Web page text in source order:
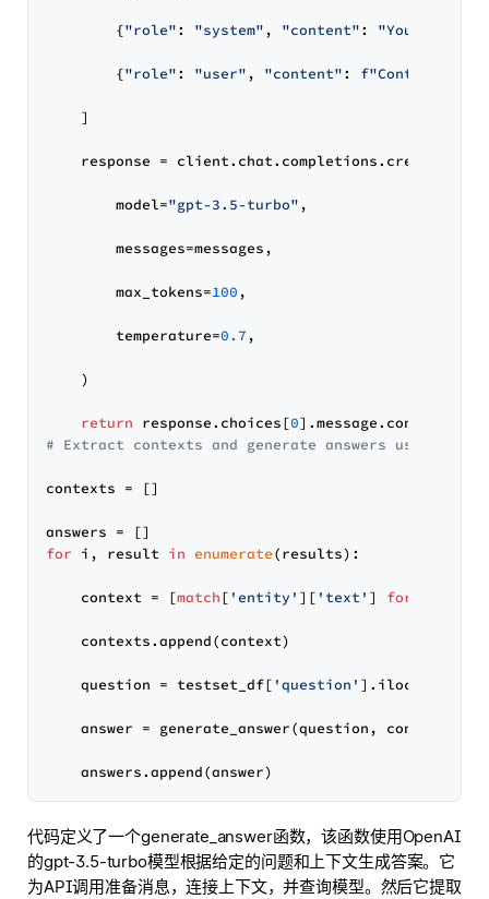
        {
"role": "system" , "content": "You are a
        {
"role": "user" , "content": f"Context:
    ]
    response = client.chat.completions.create(
        model=
"gpt-3.5-turbo" ,
        messages=messages,
        max_tokens=
100 ,
        temperature=
0.7 ,
    )
return response.choices[0
# Extract contexts and generate answers using
contexts = []
for i, result in enumerate(results):
    context = [
match[ 'entity' ][ 'text' ] for
    contexts.append(context)
    question = testset_df[
'question' ].iloc[i]
    answer = generate_answer(question, context)
代码定义了一个generate_answer函数，该函数使用OpenAI
的gpt-3.5-turbo模型根据给定的问题和上下文生成答案。它
为API调用准备消息，连接上下文，并查询模型。然后它提取